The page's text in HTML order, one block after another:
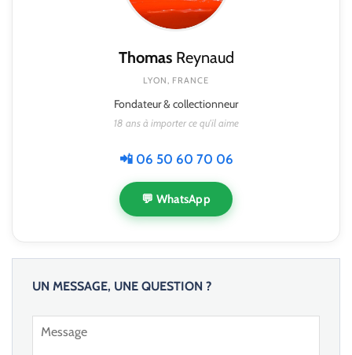
ThomasReynaud
LYON, FRANCE
Fondateur & collectionneur
18 ans à importer ce qu'il aime
📲 06 50 60 70 06
💬 WhatsApp
UN MESSAGE, UNE QUESTION ?